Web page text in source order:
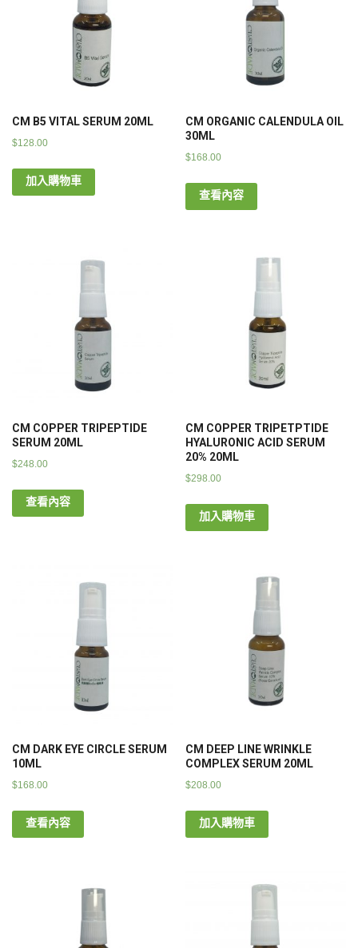
CM B5 VITAL SERUM 20ML
$128.00
加入購物車
CM ORGANIC CALENDULA OIL
30ML
$168.00
查看內容
CM COPPER TRIPEPTIDE
SERUM 20ML
$248.00
查看內容
CM COPPER TRIPETPTIDE
HYALURONIC ACID SERUM
20% 20ML
$298.00
加入購物車
CM DARK EYE CIRCLE SERUM
10ML
$168.00
查看內容
CM DEEP LINE WRINKLE
COMPLEX SERUM 20ML
$208.00
加入購物車